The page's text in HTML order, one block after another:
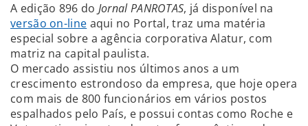
A edição 896 do Jornal PANROTAS, já disponível na
versão on-line aqui no Portal, traz uma matéria
especial sobre a agência corporativa Alatur, com
matriz na capital paulista.
O mercado assistiu nos últimos anos a um
crescimento estrondoso da empresa, que hoje opera
com mais de 800 funcionários em vários postos
espalhados pelo País, e possui contas como Roche e